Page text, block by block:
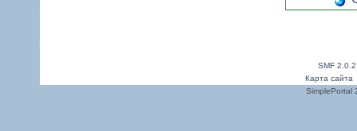
SMF
Карта сайта
SimplePortal